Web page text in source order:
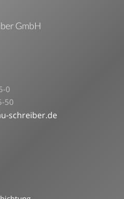
GmbH
0
50
schreiber.de